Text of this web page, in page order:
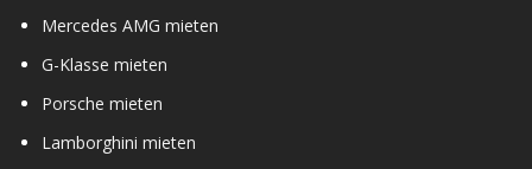
Mercedes AMG mieten
G-Klasse mieten
Porsche mieten
Lamborghini mieten